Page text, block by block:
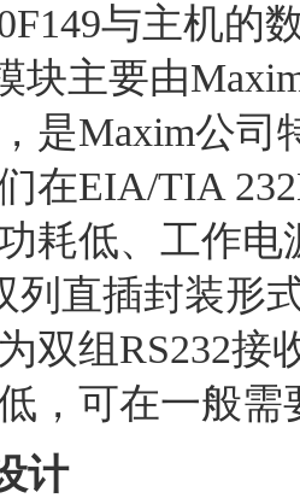
与主机的数
块主要由
是Maxim公司
在EIA/TIA
耗低、工作电
列直插封装形
双组RS232接
，可在一般
计